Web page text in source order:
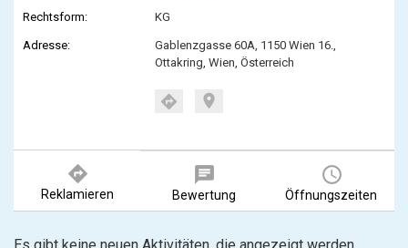
Rechtsform: KG
Adresse:
Gablenzgasse 60A, 1150 Wien 16.,
Ottakring, Wien, Österreich
directions location_on
directions
Reklamieren
chat
Bewertung
query_builder
Öffnungszeiten